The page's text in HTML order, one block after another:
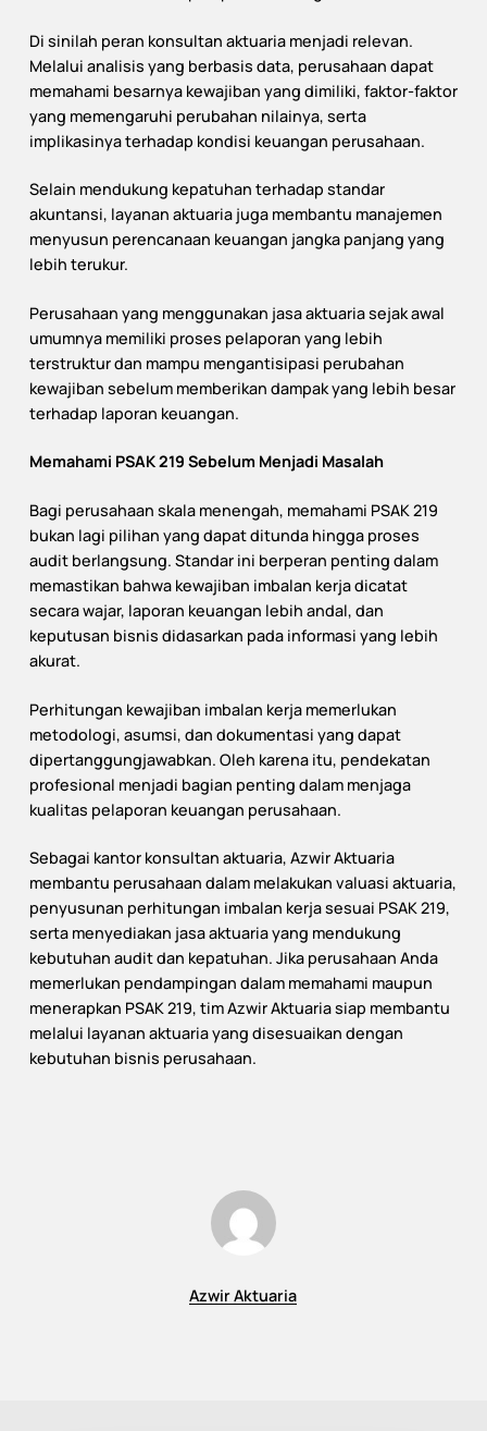
Di sinilah peran konsultan aktuaria menjadi relevan.
Melalui analisis yang berbasis data, perusahaan dapat
memahami besarnya kewajiban yang dimiliki, faktor-faktor
yang memengaruhi perubahan nilainya, serta
implikasinya terhadap kondisi keuangan perusahaan.
Selain mendukung kepatuhan terhadap standar
akuntansi, layanan aktuaria juga membantu manajemen
menyusun perencanaan keuangan jangka panjang yang
lebih terukur.
Perusahaan yang menggunakan jasa aktuaria sejak awal
umumnya memiliki proses pelaporan yang lebih
terstruktur dan mampu mengantisipasi perubahan
kewajiban sebelum memberikan dampak yang lebih besar
terhadap laporan keuangan.
Memahami PSAK 219 Sebelum Menjadi Masalah
Bagi perusahaan skala menengah, memahami PSAK 219
bukan lagi pilihan yang dapat ditunda hingga proses
audit berlangsung. Standar ini berperan penting dalam
memastikan bahwa kewajiban imbalan kerja dicatat
secara wajar, laporan keuangan lebih andal, dan
keputusan bisnis didasarkan pada informasi yang lebih
akurat.
Perhitungan kewajiban imbalan kerja memerlukan
metodologi, asumsi, dan dokumentasi yang dapat
dipertanggungjawabkan. Oleh karena itu, pendekatan
profesional menjadi bagian penting dalam menjaga
kualitas pelaporan keuangan perusahaan.
Sebagai kantor konsultan aktuaria, Azwir Aktuaria
membantu perusahaan dalam melakukan valuasi aktuaria,
penyusunan perhitungan imbalan kerja sesuai PSAK 219,
serta menyediakan jasa aktuaria yang mendukung
kebutuhan audit dan kepatuhan. Jika perusahaan Anda
memerlukan pendampingan dalam memahami maupun
menerapkan PSAK 219, tim Azwir Aktuaria siap membantu
melalui layanan aktuaria yang disesuaikan dengan
kebutuhan bisnis perusahaan.
Azwir Aktuaria